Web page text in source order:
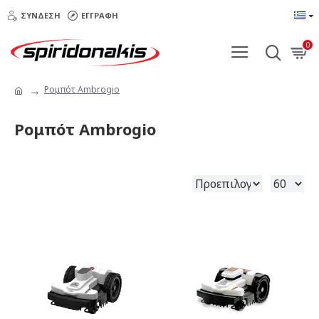
ΣΎΝΔΕΣΗ ΕΓΓΡΑΦΉ
0
Ρομπότ Ambrogio
Ρομπότ Ambrogio